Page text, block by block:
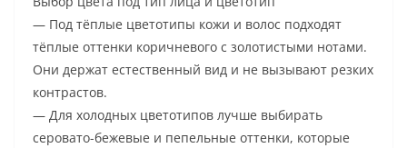
— Под тёплые цветотипы кожи и волос подходят
тёплые оттенки коричневого с золотистыми нотами.
Они держат естественный вид и не вызывают резких
контрастов.
— Для холодных цветотипов лучше выбирать
серовато-бежевые и пепельные оттенки, которые